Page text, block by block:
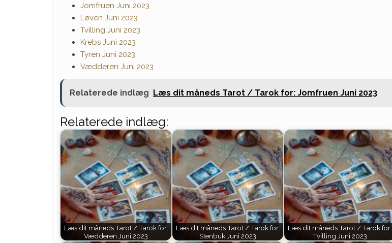
Jomfruen Juni 2023
Løven Juni 2023
Tvilling Juni 2023
Krebs Juni 2023
Tyren Juni 2023
Vædderen Juni 2023
Relaterede indlæg Læs dit måneds Tarot / Tarok for: Jomfruen Juni 2023
Relaterede indlæg:
Læs dit måneds Tarot / Tarok for:
Vædderen Juni 2023
Læs dit måneds Tarot / Tarok for:
Stenbuk Juni 2023
Læs dit måneds Tarot / Tarok for:
Tvilling Juni 2023